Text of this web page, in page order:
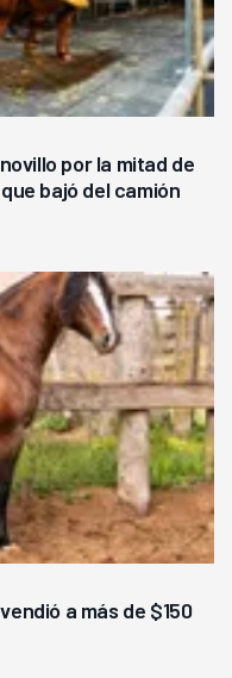
por la mitad de
bajó del camión
a más de $150